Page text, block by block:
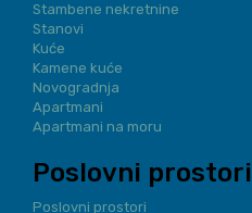
Stambene nekretnine
Stanovi
Kuće
Kamene kuće
Novogradnja
Apartmani
Apartmani na moru
Poslovni prostori
Poslovni prostori